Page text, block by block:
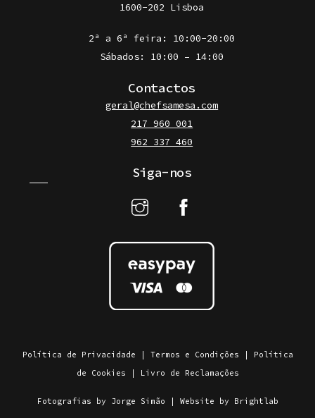
1600-202 Lisboa
2ª a 6ª feira: 10:00-20:00
Sábados: 10:00 – 14:00
Contactos
geral@chefsamesa.com
217 960 001
962 337 460
Siga-nos
Política de Privacidade | Termos e Condições |
Política
de Cookies | Livro de Reclamações
Fotografias by Jorge Simão Website by Brightlab